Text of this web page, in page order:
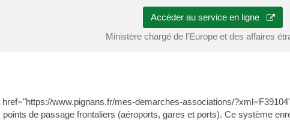
Accéder au service en ligne
Ministère chargé de l'Europe et des affaires
www.pignans.fr/mes-demarches-associations/
de passage frontaliers (aéroports, gares et ports). Ce système